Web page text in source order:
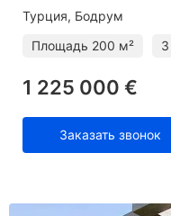
Турция, Бодрум
Площадь 200 м²
1 225 000 €
Заказать звонок